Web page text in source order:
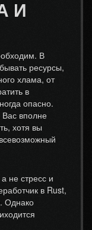
И
В
ресурсы,
хлама, от
в
опасно.
вполне
хотя вы
не стресс и
в Rust,
Однако